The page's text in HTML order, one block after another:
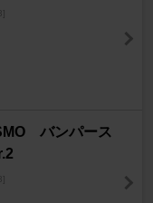
バンパース